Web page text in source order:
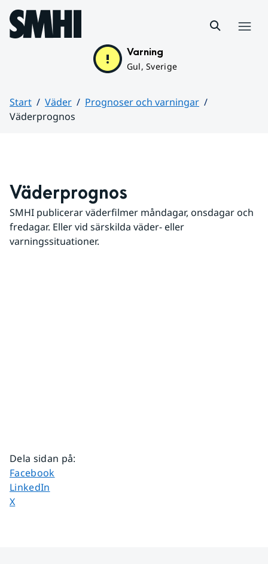
Hoppa till sidans innehåll
Varning
Gul, Sverige
Start Väder
Prognoser och varningar
Väderprognos
Väderprognos
SMHI publicerar väderfilmer måndagar, onsdagar och
fredagar. Eller vid särskilda väder- eller
varningssituationer.
Dela sidan på:
Dela sidan på
Facebook
Dela sidan på
LinkedIn
Dela sidan på
X